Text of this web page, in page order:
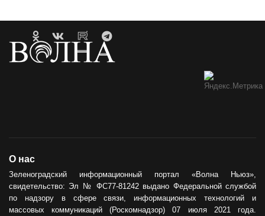
О нас
Зеленоградский информационный портал «Волна Ньюз»,
свидетельство: Эл № ФС77-81242 выдано Федеральной службой
по надзору в сфере связи, информационных технологий и
массовых коммуникаций (Роскомнадзор) 07 июля 2021 года.